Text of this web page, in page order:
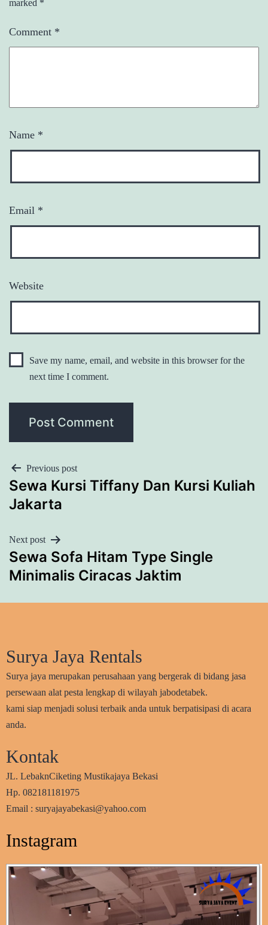
marked *
Comment *
Name *
Email *
Website
Save my name, email, and website in this browser for the
next time I comment.
POST
NAVIGATION
Previous post
Sewa Kursi Tiffany Dan Kursi Kuliah
Jakarta
Next post
Sewa Sofa Hitam Type Single
Minimalis Ciracas Jaktim
Surya Jaya Rentals
Surya jaya merupakan perusahaan yang bergerak di bidang jasa
persewaan alat pesta lengkap di wilayah jabodetabek.
kami siap menjadi solusi terbaik anda untuk berpatisipasi di acara
anda.
Kontak
JL. LebaknCiketing Mustikajaya Bekasi
Hp. 082181181975
Email : suryajayabekasi@yahoo.com
Instagram